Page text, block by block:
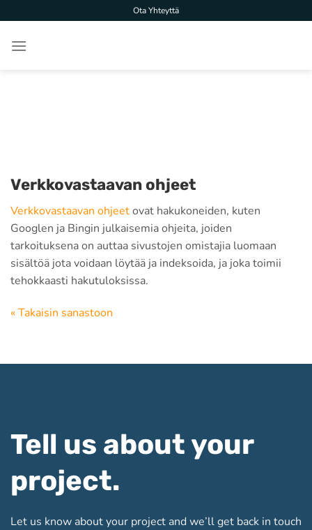
to
content
Ota Yhteyttä
Verkkovastaavan ohjeet
Verkkovastaavan ohjeetovat hakukoneiden, kuten
Googlen ja Bingin julkaisemia ohjeita, joiden
tarkoituksena on auttaa sivustojen omistajia luomaan
sisältöä jota voidaan löytää ja indeksoida, ja joka toimii
tehokkaasti hakutuloksissa.
« Takaisin sanastoon
Tell us about your
project.
Let us know about your project and we’ll get back in touch